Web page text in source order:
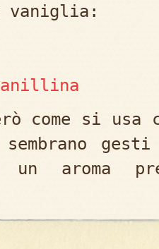
vaniglia:
come si usa
aroma